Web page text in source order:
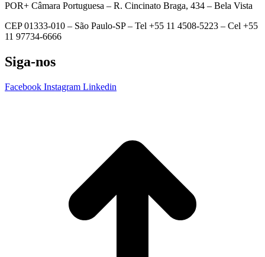
POR+ Câmara Portuguesa – R. Cincinato Braga, 434 – Bela Vista
CEP 01333-010 – São Paulo-SP – Tel +55 11 4508-5223 – Cel +55
11 97734-6666
Siga-nos
Facebook Instagram Linkedin